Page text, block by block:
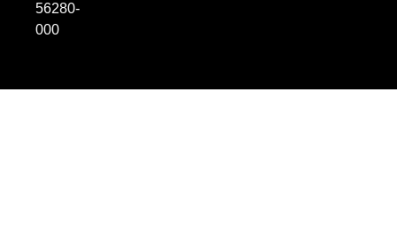
56280-
000